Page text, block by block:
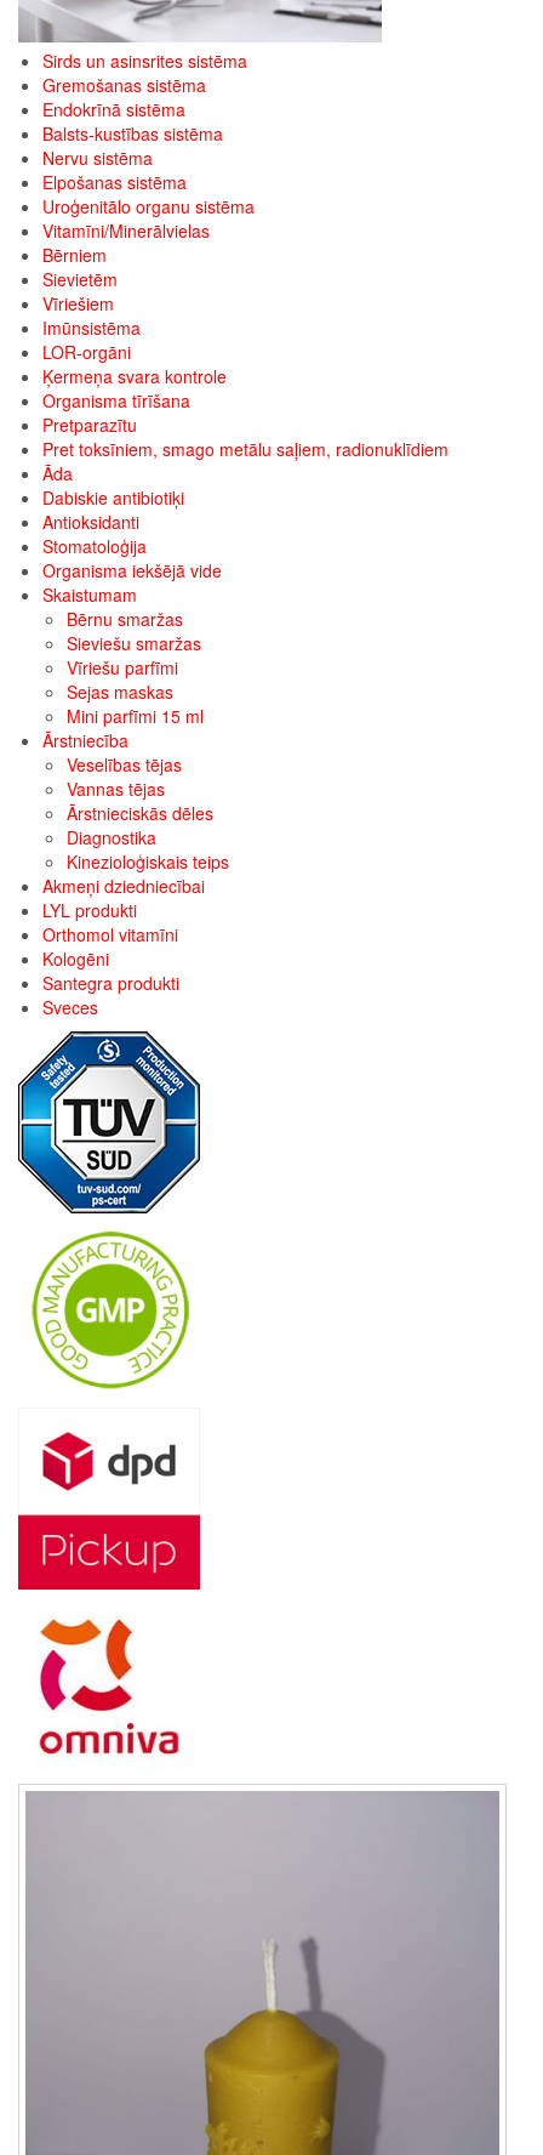
Sirds un asinsrites sistēma
Gremošanas sistēma
Endokrīnā sistēma
Balsts-kustības sistēma
Nervu sistēma
Elpošanas sistēma
Uroģenitālo organu sistēma
Vitamīni/Minerālvielas
Bērniem
Sievietēm
Vīriešiem
Imūnsistēma
LOR-orgāni
Ķermeņa svara kontrole
Organisma tīrīšana
Pretparazītu
Pret toksīniem, smago metālu saļiem, radionuklīdiem
Āda
Dabiskie antibiotiķi
Antioksidanti
Stomatoloģija
Organisma iekšējā vide
Skaistumam
Bērnu smaržas
Sieviešu smaržas
Vīriešu parfīmi
Sejas maskas
Mini parfīmi 15 ml
Ārstniecība
Veselības tējas
Vannas tējas
Ārstnieciskās dēles
Diagnostika
Kinezioloģiskais teips
Akmeņi dziedniecībai
LYL produkti
Orthomol vitamīni
Kologēni
Santegra produkti
Sveces